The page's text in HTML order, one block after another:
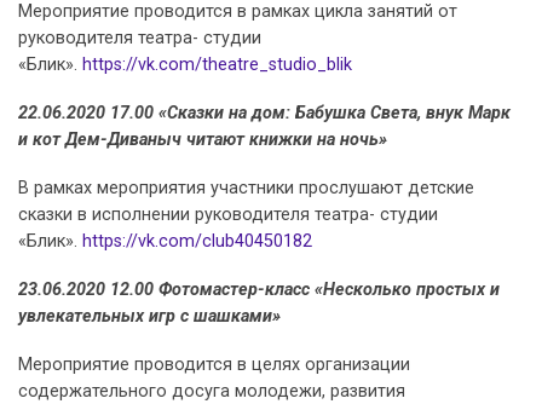
Мероприятие проводится в рамках цикла занятий от
руководителя театра- студии
«Блик». https://vk.com/theatre_studio_blik
22.06.2020 17.00 «Сказки на дом: Бабушка Света, внук Марк
и кот Дем-Диваныч читают книжки на ночь»
В рамках мероприятия участники прослушают детские
сказки в исполнении руководителя театра- студии
«Блик». https://vk.com/club40450182
23.06.2020 12.00 Фотомастер-класс «Несколько простых и
увлекательных игр с шашками»
Мероприятие проводится в целях организации
содержательного досуга молодежи, развития